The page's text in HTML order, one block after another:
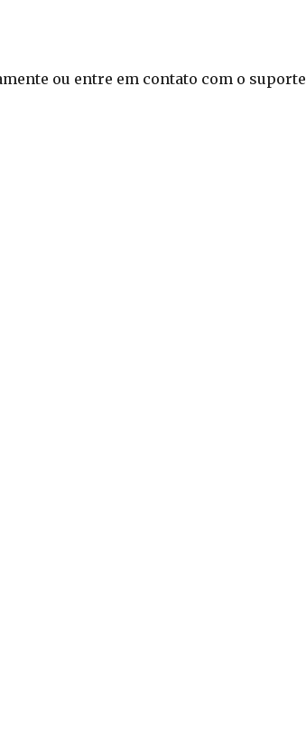
ou entre em contato com o suporte